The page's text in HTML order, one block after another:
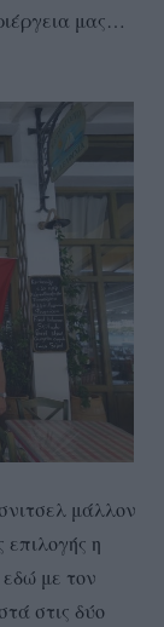
μας…
μάλλον
επιλογής η
εδώ με τον
στις δύο